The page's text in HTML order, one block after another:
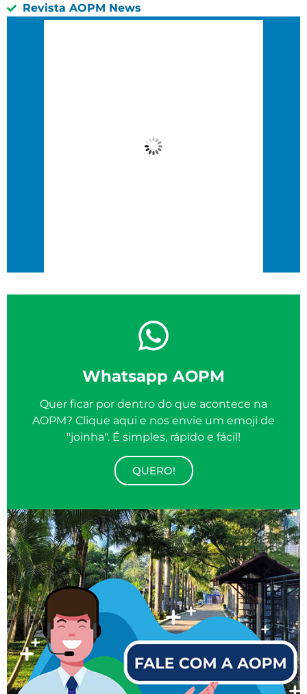
Revista AOPM News
Wind Gust: 24 Km/h
Whatsapp AOPM
Quer ficar por dentro do que acontece na
AOPM? Clique aqui e nos envie um emoji de
"joinha". É simples, rápido e fácil!
QUERO!